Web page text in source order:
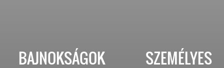
BAJNOKSÁGOK SZEMÉLYES